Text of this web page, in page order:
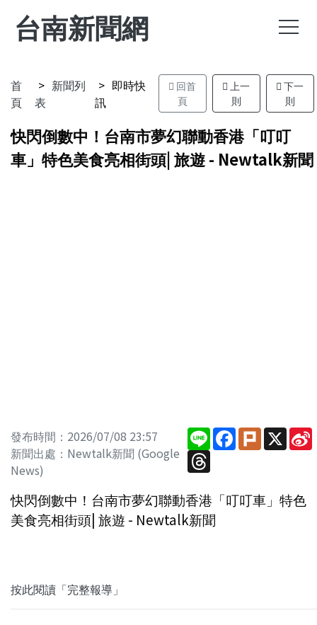
台南新聞網
首
頁
新聞列
表
即時快
訊
回首
頁
上一
則
下一
則
快閃倒數中！台南市夢幻聯動香港「叮叮
車」特色美食亮相街頭| 旅遊 - Newtalk新聞
發布時間：2026/07/08 23:57
新聞出處：Newtalk新聞 (Google
News)
Line Facebook
PlurkX
Threads
快閃倒數中！台南市夢幻聯動香港「叮叮車」特色
美食亮相街頭| 旅遊 - Newtalk新聞
按此閱讀「完整報導」